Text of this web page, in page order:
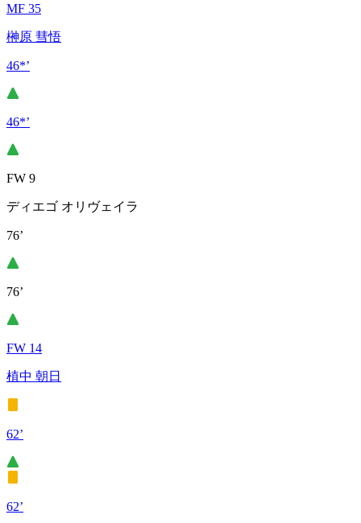
MF 35
榊原 彗悟
46*’
46*’
FW 9
ディエゴ オリヴェイラ
76’
76’
FW 14
植中 朝日
62’
62’